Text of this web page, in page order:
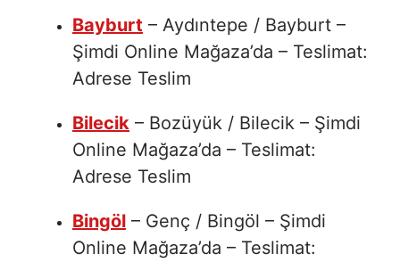
Bayburt – Aydıntepe / Bayburt –
Şimdi Online Mağaza’da – Teslimat:
Adrese Teslim
Bilecik – Bozüyük / Bilecik – Şimdi
Online Mağaza’da – Teslimat:
Adrese Teslim
Bingöl – Genç / Bingöl – Şimdi
Online Mağaza’da – Teslimat: